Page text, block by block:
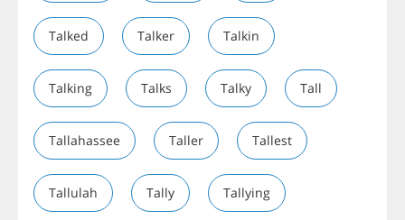
Talked Talker Talkin
Talking Talks Talky Tall
Tallahassee Taller Tallest
Tallulah Tally Tallying